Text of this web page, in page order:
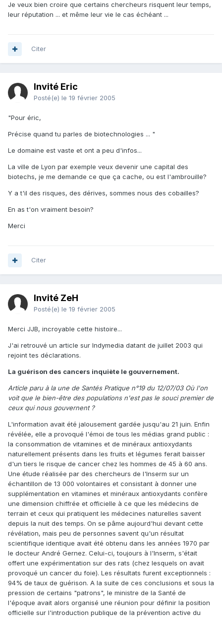
Je veux bien croire que certains chercheurs risquent leur temps,
leur réputation ... et même leur vie le cas échéant ...
Citer
Invité Eric
Posté(e) le 19 février 2005
"Pour éric,
Précise quand tu parles de biotechnologies ... "
Le domaine est vaste et ont a peu d'infos...
La ville de Lyon par exemple veux devenir une capital des
biotechs, je me demande ce que ça cache, ou est l'ambrouille?
Y a t'il des risques, des dérives, sommes nous des cobailles?
En as t'on vraiment besoin?
Merci
Citer
Invité ZeH
Posté(e) le 19 février 2005
Merci JJB, incroyable cette histoire...
J'ai retrouvé un article sur Indymedia datant de juillet 2003 qui
rejoint tes déclarations.
La guérison des cancers inquiète le gouvernement.
Article paru à la une de Santés Pratique n°19 du 12/07/03 Où l'on
voit que le bien-être des populations n'est pas le souci premier de
ceux qui nous gouvernent ?
L'information avait été jalousement gardée jusqu'au 21 juin. Enfin
révélée, elle a provoqué l'émoi de tous les médias grand public :
la consommation de vitamines et de minéraux antioxydants
naturellement présents dans les fruits et légumes ferait baisser
d'un tiers le risque de cancer chez les hommes de 45 à 60 ans.
Une étude réalisée par des chercheurs de l'Inserm sur un
échantillon de 13 000 volontaires et consistant à donner une
supplémentation en vitamines et minéraux antioxydants confère
une dimension chiffrée et officielle à ce que les médecins de
terrain et ceux qui pratiquent les médecines naturelles savent
depuis la nuit des temps. On se pâme aujourd'hui devant cette
révélation, mais peu de personnes savent qu'un résultat
scientifique identique avait été obtenu dans les années 1970 par
le docteur André Gernez. Celui-ci, toujours à l'Inserm, s'était
offert une expérimentation sur des rats (chez lesquels on avait
provoqué un cancer du foie). Les résultats furent exceptionnels :
94% de taux de guérison. A la suite de ces conclusions et sous la
pression de certains "patrons", le ministre de la Santé de
l'époque avait alors organisé une réunion pour définir la position
officielle sur l'introduction publique de la prévention active du